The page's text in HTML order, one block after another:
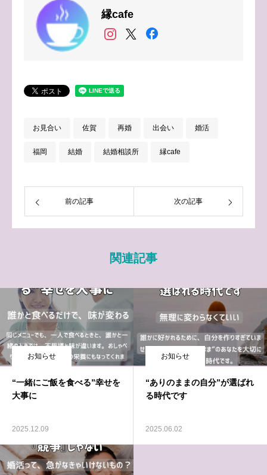
縁cafe
お見合い 佐賀 再婚 出会い 婚活
福岡 結婚 結婚相談所 縁cafe
前の記事 次の記事
関連記事
お知らせ
“一緒にご飯を食べる”幸せを
大事に
2025.12.09
お知らせ
“ありのままの自分”が選ばれ
る時代です
2025.06.02